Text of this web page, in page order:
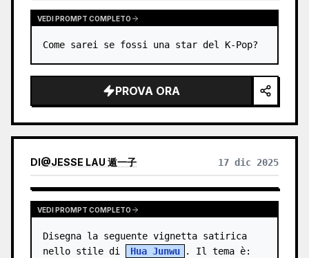
VEDI PROMPT COMPLETO
Come sarei se fossi una star del K-Pop?
PROVA ORA
DI@JESSE LAU 遁一子 17 dic 2025
VEDI PROMPT COMPLETO
Disegna la seguente vignetta satirica
nello stile di
Hua Junwu
. Il tema è: